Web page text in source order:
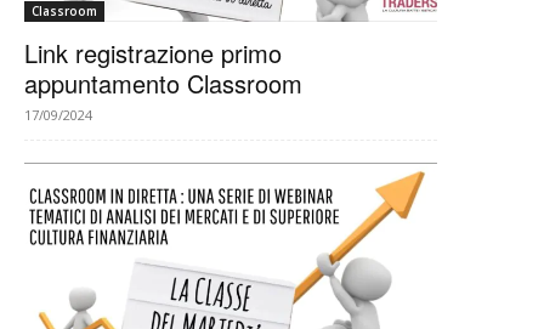
Classroom
Link registrazione primo
appuntamento Classroom
17/09/2024